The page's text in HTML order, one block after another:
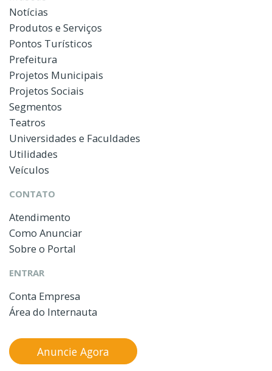
Notícias
Produtos e Serviços
Pontos Turísticos
Prefeitura
Projetos Municipais
Projetos Sociais
Segmentos
Teatros
Universidades e Faculdades
Utilidades
Veículos
CONTATO
Atendimento
Como Anunciar
Sobre o Portal
ENTRAR
Conta Empresa
Área do Internauta
Anuncie Agora